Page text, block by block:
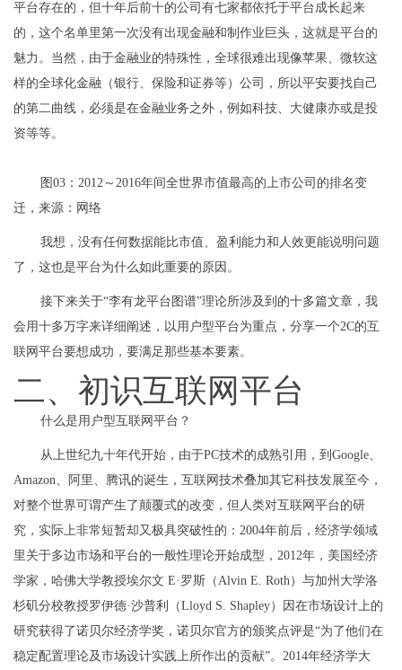
平台存在的，但十年后前十的公司有七家都依托于平台成长起来
的，这个名单里第一次没有出现金融和制作业巨头，这就是平台的
魅力。当然，由于金融业的特殊性，全球很难出现像苹果、微软这
样的全球化金融（银行、保险和证券等）公司，所以平安要找自己
的第二曲线，必须是在金融业务之外，例如科技、大健康亦或是投
资等等。
图03：2012～2016年间全世界市值最高的上市公司的排名变
迁，来源：网络
我想，没有任何数据能比市值、盈利能力和人效更能说明问题
了，这也是平台为什么如此重要的原因。
接下来关于“李有龙平台图谱”理论所涉及到的十多篇文章，我
会用十多万字来详细阐述，以用户型平台为重点，分享一个2C的互
联网平台要想成功，要满足那些基本要素。
二、初识互联网平台
什么是用户型互联网平台？
从上世纪九十年代开始，由于PC技术的成熟引用，到Google、
Amazon、阿里、腾讯的诞生，互联网技术叠加其它科技发展至今，
对整个世界可谓产生了颠覆式的改变，但人类对互联网平台的研
究，实际上非常短暂却又极具突破性的：2004年前后，经济学领域
里关于多边市场和平台的一般性理论开始成型，2012年，美国经济
学家，哈佛大学教授埃尔文 E·罗斯（Alvin E. Roth）与加州大学洛
杉矶分校教授罗伊德·沙普利（Lloyd S. Shapley）因在市场设计上的
研究获得了诺贝尔经济学奖，诺贝尔官方的颁奖点评是“为了他们在
稳定配置理论及市场设计实践上所作出的贡献”。2014年经济学大